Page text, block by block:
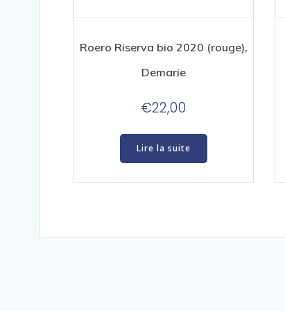
Roero Riserva bio 2020 (rouge),
Demarie
€22,00
Lire la suite